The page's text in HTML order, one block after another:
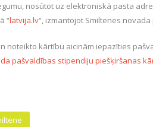
nosūtot uz elektroniskā pasta
“latvija.lv“, izmantojot Smiltenes
noteikto kārtību aicinām iepazīties
pašvaldības stipendiju piešķiršanas